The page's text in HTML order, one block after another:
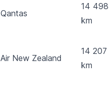
Qantas
14 498
km
Air New Zealand
14 207
km